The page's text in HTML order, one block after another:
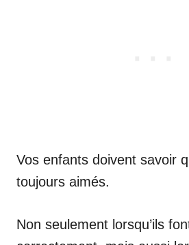
Vos enfants doivent savoir
toujours aimés.
Non seulement lorsqu’ils